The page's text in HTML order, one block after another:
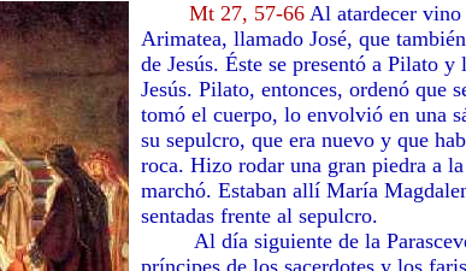
Mt 27, 57-66 Al atardecer
Arimatea, llamado José, que
de Jesús. Éste se presentó a Pilato
Jesús. Pilato, entonces, ordenó que
tomó el cuerpo, lo envolvió en una
su sepulcro, que era nuevo y que
roca. Hizo rodar una gran piedra a
marchó. Estaban allí María
sentadas frente al sepulcro.
Al día siguiente de la
príncipes de los sacerdotes y los